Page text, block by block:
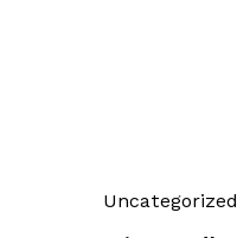
Uncategorized